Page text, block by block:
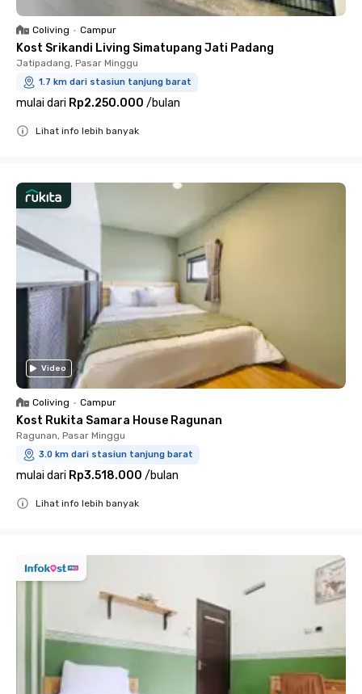
Coliving • Campur
Kost Srikandi Living Simatupang Jati Padang
Jatipadang, Pasar Minggu
1.7 km dari stasiun tanjung barat
mulai dari Rp2.250.000 /bulan
Lihat info lebih banyak
Video
Coliving • Campur
Kost Rukita Samara House Ragunan
Ragunan, Pasar Minggu
3.0 km dari stasiun tanjung barat
mulai dari Rp3.518.000 /bulan
Lihat info lebih banyak